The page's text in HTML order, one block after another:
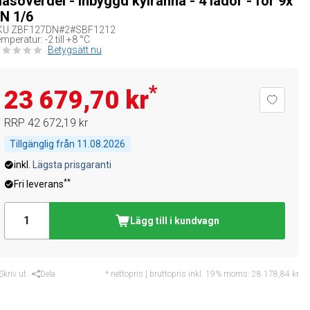
1/6
ZBF127DN#2#SBF1212
-2 till +8 °C
Betygsätt nu
23 679,70 kr*
RRP 42 672,19 kr
Tillgänglig från 11.08.2026
inkl.
Lägsta prisgaranti
Fri leverans**
Lägg till i kundvagn
ut Dela * nettopris | bruttopris inkl. 19% moms: 28 178,84 kr